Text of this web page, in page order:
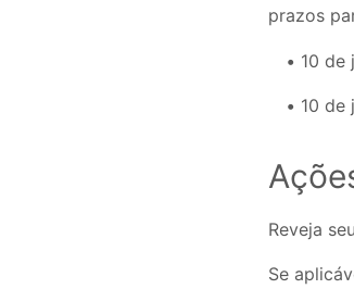
prazos
10 de
10 de
Reveja
Se